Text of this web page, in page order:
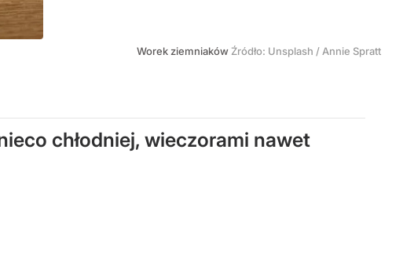
Worek ziemniaków Źródło: Unsplash / Annie Spratt
chłodniej, wieczorami nawet